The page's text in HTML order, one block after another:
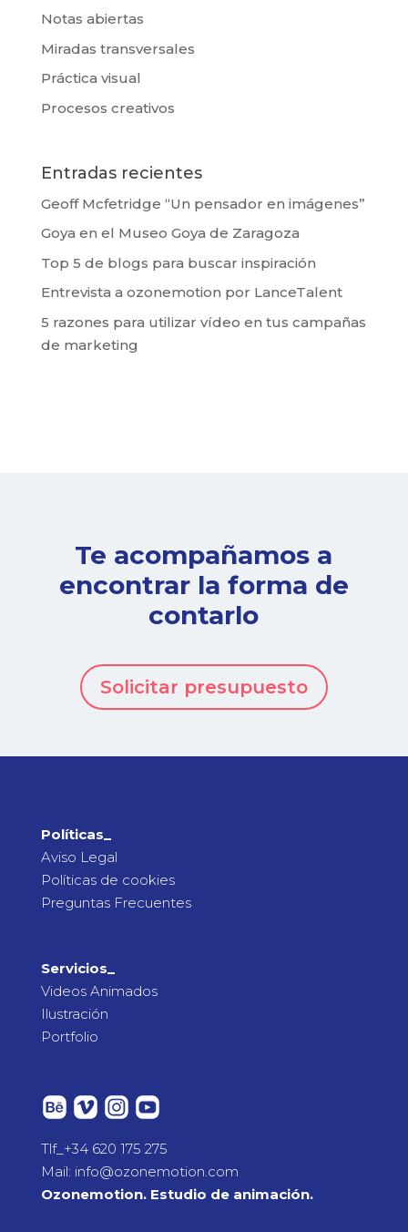
Notas abiertas
Miradas transversales
Práctica visual
Procesos creativos
Entradas recientes
Geoff Mcfetridge “Un pensador en imágenes”
Goya en el Museo Goya de Zaragoza
Top 5 de blogs para buscar inspiración
Entrevista a ozonemotion por LanceTalent
5 razones para utilizar vídeo en tus campañas
de marketing
Te acompañamos a
encontrar la forma de
contarlo
Solicitar presupuesto
Políticas_
Aviso Legal
Políticas de cookies
Preguntas Frecuentes
Servicios_
Videos Animados
Ilustración
Portfolio
Tlf_+34 620 175 275
Mail: info@ozonemotion.com
Ozonemotion. Estudio de animación.